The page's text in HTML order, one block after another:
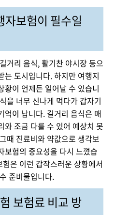
자보험이 필수일
거리 음식, 활기찬 야시장 등으
는 도시입니다. 하지만 여행지
황이 언제든 일어날 수 있습니
을 너무 신나게 먹다가 갑자기
억이 납니다. 길거리 음식은 매
와 조금 다를 수 있어 예상치 못
때 진료비와 약값으로 생각보
보험의 중요성을 다시 느꼈습
은 이런 갑작스러운 상황에서
준비물입니다.
보험료 비교 방